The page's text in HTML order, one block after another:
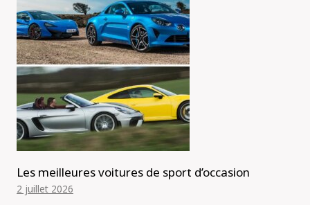
Les meilleures voitures de sport d’occasion
2 juillet 2026